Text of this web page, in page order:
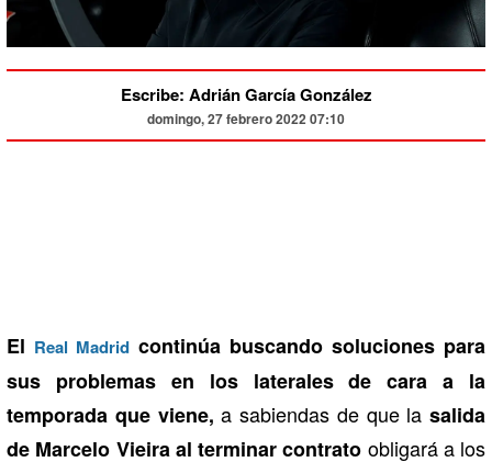
Escribe: Adrián García González
domingo, 27 febrero 2022 07:10
El Real Madrid continúa buscando soluciones para
sus problemas en los laterales de cara a la
temporada que viene, a sabiendas de que la salida
de Marcelo Vieira al terminar contrato obligará a los